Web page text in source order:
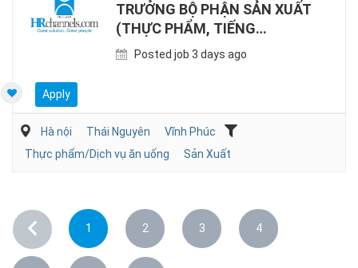
TRƯỞNG BỘ PHẬN SẢN XUẤT
(THỰC PHẨM, TIẾNG
ANH/NHẬT)
Posted job 3 days ago
Apply
Hà nội Thái Nguyên
Vĩnh Phúc
Thực phẩm/Dịch vụ ăn uống
Sản Xuất
1 2 3 4